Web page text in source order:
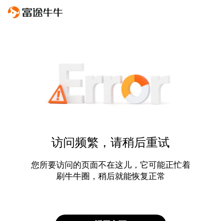
访问频繁，请稍后重试
您所要访问的页面不在这儿，它可能正忙着
刷牛牛圈，稍后就能恢复正常